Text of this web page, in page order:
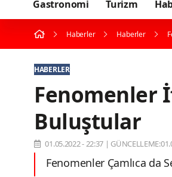
Gastronomi Turizm
Haberler Haberler
HABERLER
Fenomenler
Buluştular
01.05.2022 - 22:37 |
Fenomenler Çamlıca da